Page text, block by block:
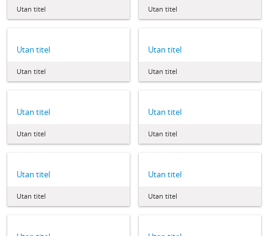
Utan titel Utan titel
Utan titel
Utan titel
Utan titel
Utan titel
Utan titel
Utan titel
Utan titel
Utan titel
Utan titel
Utan titel
Utan titel
Utan titel